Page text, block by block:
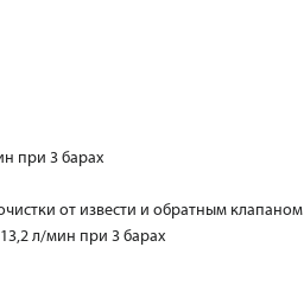
при 3 барах
от извести и обратным клапаном
л/мин при 3 барах